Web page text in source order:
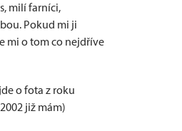
milí farníci,
Pokud mi ji
mi o tom co nejdříve
o fota z roku
již mám)